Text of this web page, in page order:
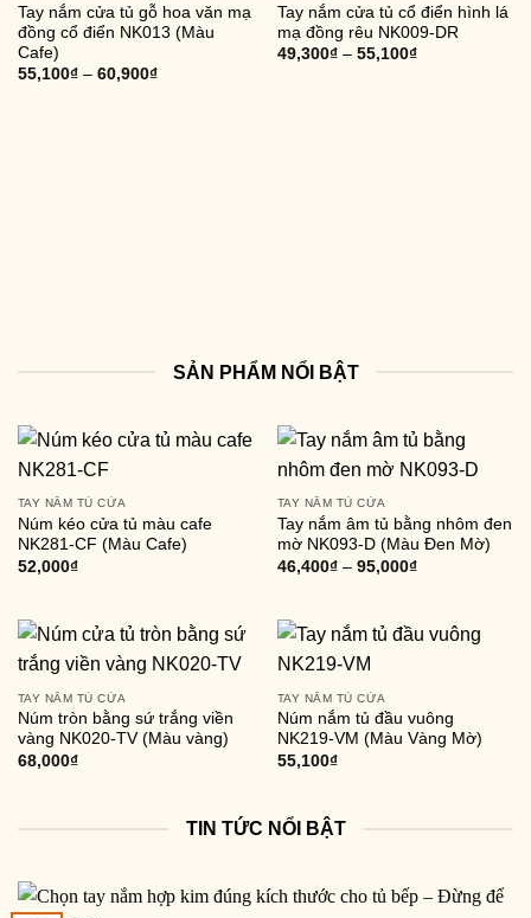
Tay nắm cửa tủ gỗ hoa văn mạ
đồng cổ điển NK013 (Màu
Cafe)
55,100₫– 60,900₫
Tay nắm cửa tủ cổ điển hình lá
mạ đồng rêu NK009-DR
49,300₫– 55,100₫
SẢN PHẨM NỔI BẬT
TAY NẮM TỦ CỬA
Núm kéo cửa tủ màu cafe
NK281-CF (Màu Cafe)
52,000₫
TAY NẮM TỦ CỬA
Tay nắm âm tủ bằng nhôm đen
mờ NK093-D (Màu Đen Mờ)
46,400₫– 95,000₫
TAY NẮM TỦ CỬA
Núm tròn bằng sứ trắng viền
vàng NK020-TV (Màu vàng)
68,000₫
TAY NẮM TỦ CỬA
Núm nắm tủ đầu vuông
NK219-VM (Màu Vàng Mờ)
55,100₫
TIN TỨC NỔI BẬT